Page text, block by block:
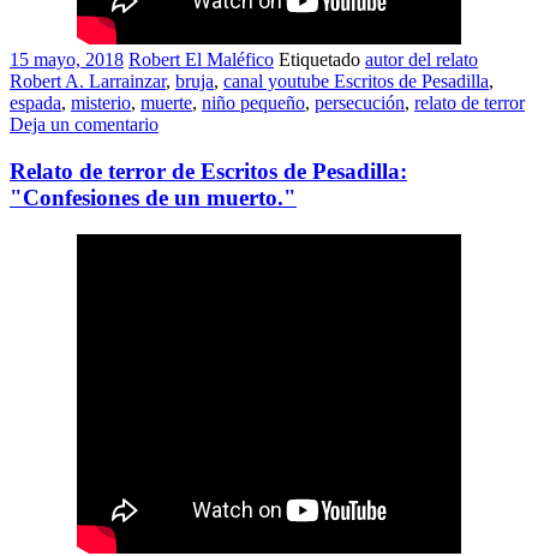
15 mayo, 2018 Robert El Maléfico Etiquetado autor del relato
Robert A. Larrainzar, bruja, canal youtube Escritos de Pesadilla,
espada, misterio, muerte, niño pequeño, persecución, relato de terror
Deja un comentario
Relato de terror de Escritos de Pesadilla:
"Confesiones de un muerto."